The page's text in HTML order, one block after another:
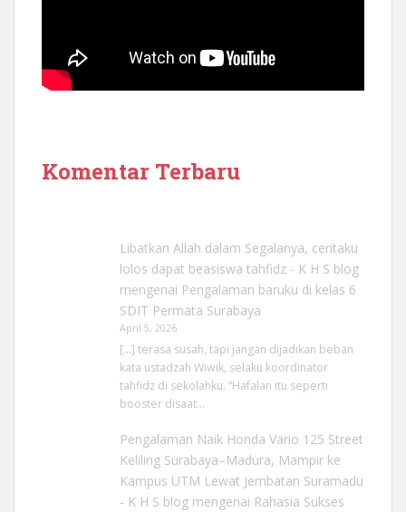
Komentar Terbaru
Libatkan Allah dalam Segalanya, ceritaku
lolos dapat beasiswa tahfidz - K H S blog
mengenai Pengalaman baruku di kelas 6
SDIT Permata Surabaya
April 5, 2026
[…] terasa susah, tapi jangan dijadikan beban
kata ustadzah Wiwik, selaku koordinator
tahfidz di sekolahku. “Hafalan itu seperti
booster disaat…
Pengalaman Naik Honda Vario 125 Street
Keliling Surabaya–Madura, Mampir ke
Kampus UTM Lewat Jembatan Suramadu
- K H S blogmengenai Rahasia Sukses